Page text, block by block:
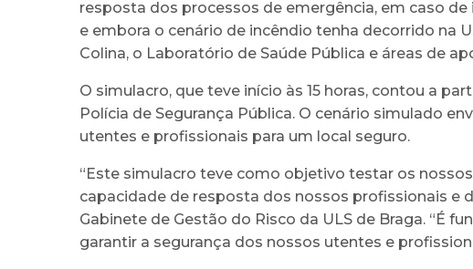
resposta dos processos de emergência, em caso
e embora o cenário de incêndio tenha decorrido na
Colina, o Laboratório de Saúde Pública e áreas de
O simulacro, que teve início às 15 horas, contou a
Polícia de Segurança Pública. O cenário simulado
utentes e profissionais para um local seguro.
“Este simulacro teve como objetivo testar os
capacidade de resposta dos nossos profissionais e
Gabinete de Gestão do Risco da ULS de Braga. “É
garantir a segurança dos nossos utentes e